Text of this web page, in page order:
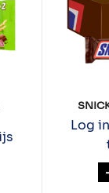
GROEN
Log